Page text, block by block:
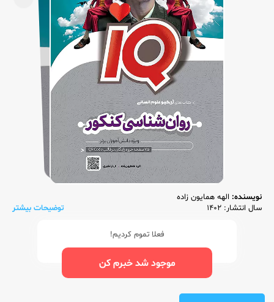
نویسنده: الهه همایون زاده
سال انتشار: 1402
توضیحات بیشتر
فعلا تموم کردیم!
موجود شد خبرم کن